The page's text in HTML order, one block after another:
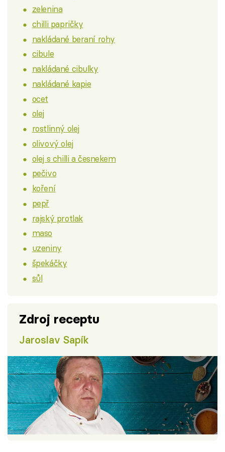
zelenina
chilli papričky
nakládané beraní rohy
cibule
nakládané cibulky
nakládané kapie
ocet
olej
rostlinný olej
olivový olej
olej s chilli a česnekem
pečivo
koření
pepř
rajský protlak
maso
uzeniny
špekáčky
sůl
Zdroj receptu
Jaroslav Sapík